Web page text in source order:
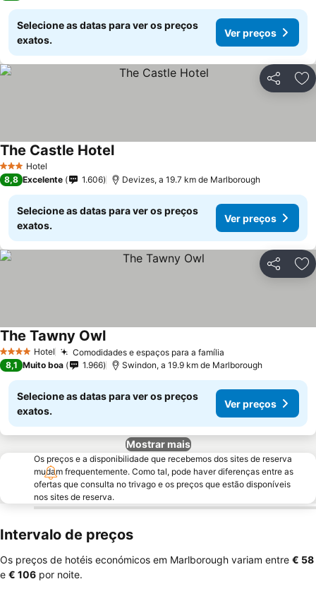
Selecione as datas para ver os preços
exatos.
Ver preços
Partilhar
3 EstrelasHotel
The Castle HotelVer preços
8,8 Excelente 1.606 Devizes, a 19.7 km de Marlborough
Selecione as datas para ver os preços
exatos.
Ver preços
Partilhar
4 EstrelasHotel Comodidades e espaços para a família
The Tawny OwlVer preços
8,1 Muito boa 1.966 Swindon, a 19.9 km de Marlborough
Selecione as datas para ver os preços
exatos.
Ver preços
Mostrar mais
Os preços e a disponibilidade que recebemos dos sites de reserva
mudam frequentemente. Como tal, pode haver diferenças entre as
ofertas que consulta no trivago e os preços que estão disponíveis
nos sites de reserva.
Intervalo de preços
Os preços de hotéis económicos em Marlborough variam entre ‎€ 58
e ‎€ 106 por noite.